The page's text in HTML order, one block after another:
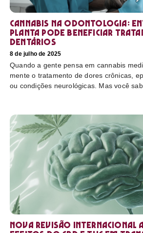
Cannabis na odontologia:
planta pode beneficiar
dentários
8 de julho de 2025
Quando a gente pensa em cannabis
mente o tratamento de dores crônicas,
ou condições neurológicas. Mas você
Nova revisão internacional